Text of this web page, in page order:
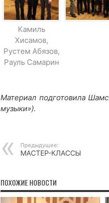
Камиль
Хисамов,
Рустем Абязов,
Рауль Самарин
Материал подготовила
музыки»).
Предыдущее:
МАСТЕР-КЛАССЫ
ПОХОЖИЕ НОВОСТИ